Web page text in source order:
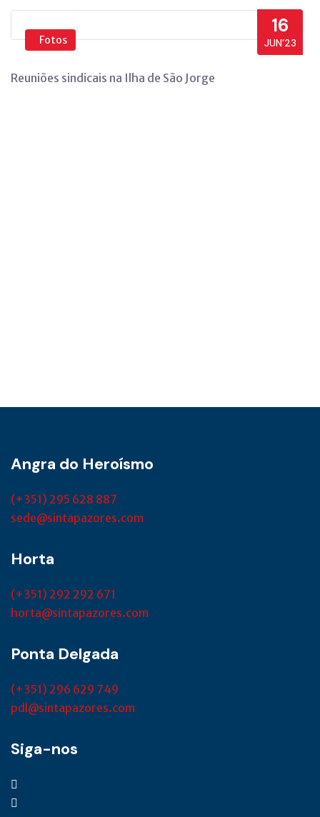
16
JUN’23
Fotos
Reuniões sindicais na Ilha de São Jorge
Angra do Heroísmo
(+351) 295 628 887
sede@sintapazores.com
Horta
(+351) 292 292 671
horta@sintapazores.com
Ponta Delgada
(+351) 296 629 749
pdl@sintapazores.com
Siga-nos